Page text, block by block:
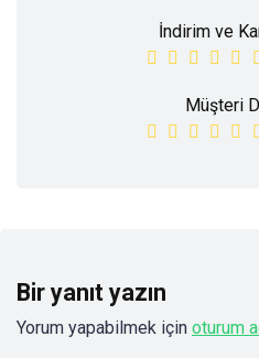
İndirim ve
Müşteri
Bir yanıt yazın
Yorum yapabilmek için oturum